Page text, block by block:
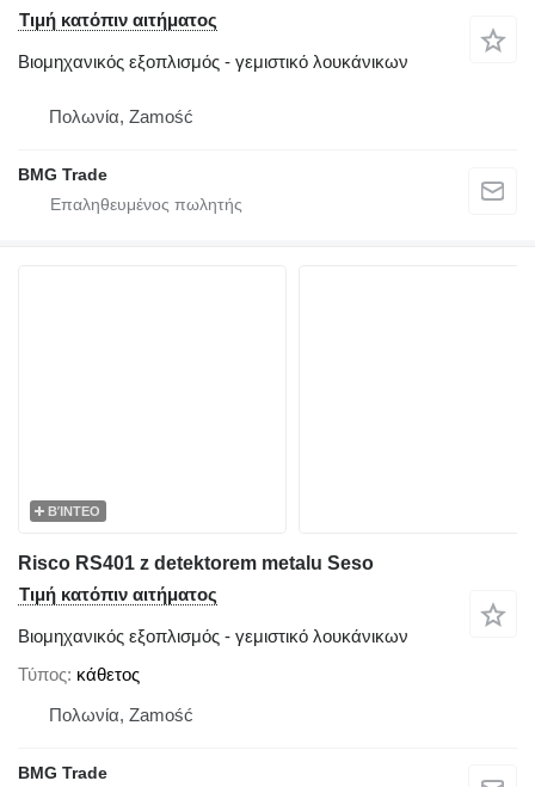
Τιμή κατόπιν αιτήματος
Βιομηχανικός εξοπλισμός - γεμιστικό λουκάνικων
Πολωνία, Zamość
BMG Trade
ΒΊΝΤΕΟ
Risco RS401 z detektorem metalu Seso
Τιμή κατόπιν αιτήματος
Βιομηχανικός εξοπλισμός - γεμιστικό λουκάνικων
Τύπος κάθετος
Πολωνία, Zamość
BMG Trade